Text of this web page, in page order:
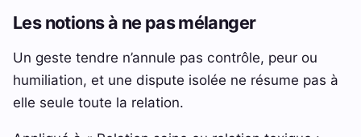
Les notions à ne pas mélanger
Un geste tendre n’annule pas contrôle, peur ou
humiliation, et une dispute isolée ne résume pas à
elle seule toute la relation.